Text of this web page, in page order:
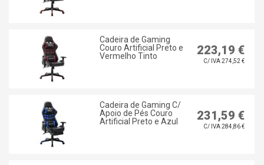
Cadeira de Gaming
Couro Artificial Preto e
Vermelho Tinto
223,19 €
C/ IVA 274,52 €
Cadeira de Gaming C/
Apoio de Pés Couro
Artificial Preto e Azul
231,59 €
C/ IVA 284,86 €